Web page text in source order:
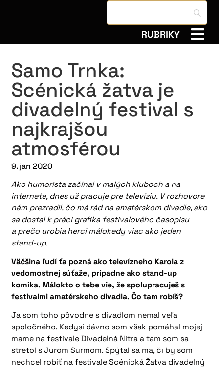
RUBRIKY
Samo Trnka:
Scénická žatva je
divadelný festival s
najkrajšou
atmosférou
9. jan 2020
Ako humorista začínal v malých kluboch a na
internete, dnes už pracuje pre televíziu. V rozhovore
nám prezradil, čo má rád na amatérskom divadle, ako
sa dostal k práci grafika festivalového časopisu
a prečo urobia herci málokedy viac ako jeden
stand-up.
Väčšina ľudí ťa pozná ako televízneho Karola z
vedomostnej súťaže, prípadne ako stand-up
komika. Málokto o tebe vie, že spolupracuješ s
festivalmi amatérskeho divadla. Čo tam robíš?
Ja som toho pôvodne s divadlom nemal veľa
spoločného. Kedysi dávno som však pomáhal mojej
mame na festivale Divadelná Nitra a tam som sa
stretol s Jurom Surmom. Spýtal sa ma, či by som
nechcel robiť na festivale Scénická Žatva divadelný